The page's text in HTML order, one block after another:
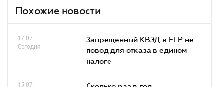
Похожие новости
17.07
Сегодня
Запрещенный КВЭД в ЕГР не
повод для отказа в едином
налоге
15.07